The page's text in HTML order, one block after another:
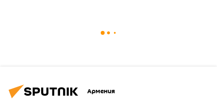
Армения